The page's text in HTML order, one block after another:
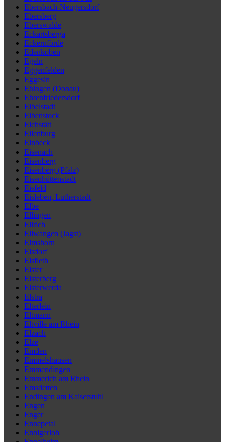
Ebersbach-Neugersdorf
Ebersberg
Eberswalde
Eckartsberga
Eckernförde
Edenkoben
Egeln
Eggenfelden
Eggesin
Ehingen (Donau)
Ehrenfriedersdorf
Eibelstadt
Eibenstock
Eichstätt
Eilenburg
Einbeck
Eisenach
Eisenberg
Eisenberg (Pfalz)
Eisenhüttenstadt
Eisfeld
Eisleben, Lutherstadt
Elbe
Ellingen
Ellrich
Ellwangen (Jagst)
Elmshorn
Elsdorf
Elsfleth
Elster
Elsterberg
Elsterwerda
Elstra
Elterlein
Eltmann
Eltville am Rhein
Elzach
Elze
Emden
Emmelshausen
Emmendingen
Emmerich am Rhein
Emsdetten
Endingen am Kaiserstuhl
Engen
Enger
Ennepetal
Ennigerloh